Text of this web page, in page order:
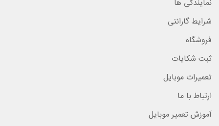
نمایندگی ها
شرایط گارانتی
فروشگاه
ثبت شکایات
تعمیرات موبایل
ارتباط با ما
آموزش تعمیر موبایل